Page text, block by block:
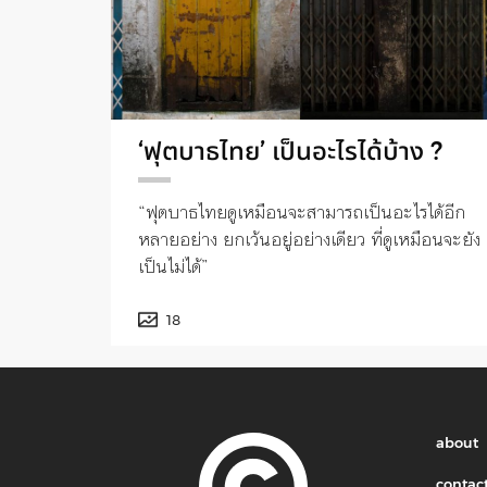
‘ฟุตบาธไทย’ เป็นอะไรได้บ้าง ?
“ฟุตบาธไทยดูเหมือนจะสามารถเป็นอะไรได้อีก
หลายอย่าง ยกเว้นอยู่อย่างเดียว ที่ดูเหมือนจะยัง
เป็นไม่ได้”
18
about